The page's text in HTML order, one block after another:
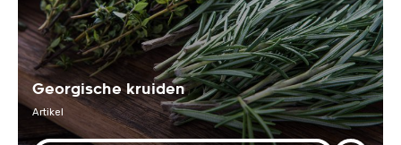
Georgische kruiden
Artikel